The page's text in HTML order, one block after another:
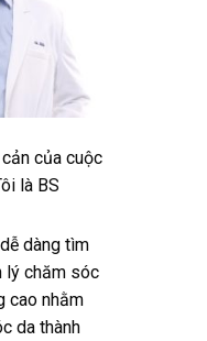
của cuộc
là BS
dàng tìm
lý chăm sóc
cao nhằm
da thành